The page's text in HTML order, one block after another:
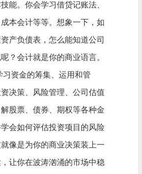
能。你会学习借贷记账法、
本会计等等。想象一下，如
产负债表，怎么能知道公司
？会计就是你的商业语言。
习资金的筹集、运用和管
决策、风险管理、公司估值
股票、债券、期权等各种金
会如何评估投资项目的风险
像是为你的商业决策装上一
让你在波涛汹涌的市场中稳